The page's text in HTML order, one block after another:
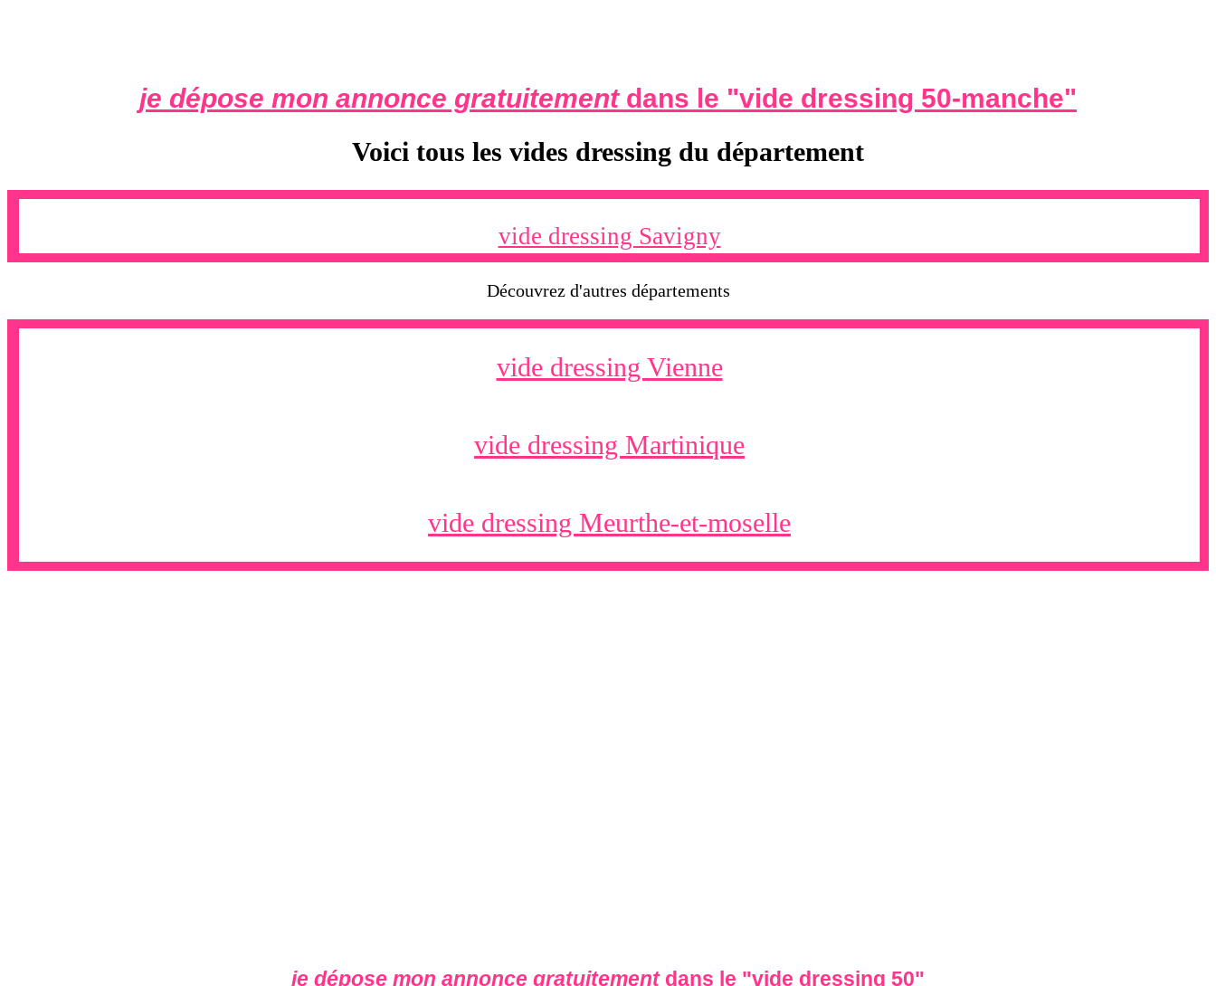
je dépose mon annonce gratuitementdans le "vide dressing 50-manche"
Voici tous les vides dressing du département
vide dressing Savigny
Découvrez d'autres départements
vide dressing Vienne
vide dressing Martinique
vide dressing Meurthe-et-moselle
je dépose mon annonce gratuitementdans le "vide dressing 50"